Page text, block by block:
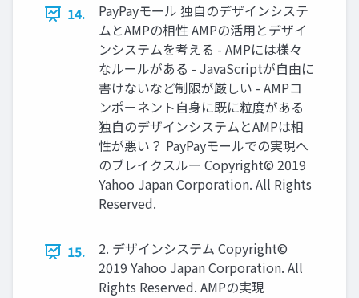
14.
PayPayモール 独自のデザインシステ
ムとAMPの相性 AMPの活用とデザイ
ンシステムを考える - AMPには様々
なルールがある - JavaScriptが自由に
書けないなど制限が厳しい - AMPコ
ンポーネント自身に既に粒度がある
独自のデザインシステムとAMPは相
性が悪い？ PayPayモールでの実現へ
のブレイクスルー Copyright© 2019
Yahoo Japan Corporation. All Rights
Reserved.
15.
2. デザインシステム Copyright©
2019 Yahoo Japan Corporation. All
Rights Reserved. AMPの実現